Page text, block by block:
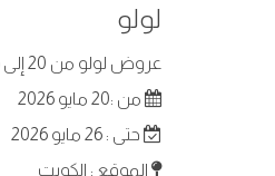
لولو
عروض لولو من 20 إلى 26 مايو 2026 في الكويت. أفضل العروض على عناصر مختارة.
من :20 مايو 2026
حتى : 26 مايو 2026
الموقع : الكويت